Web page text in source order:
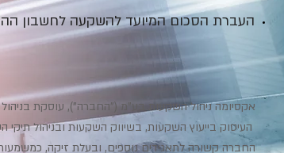
העברת הסכום המיועד להשקעה לחשבון
אקסיומה ניהול השקעות בע"מ ("החברה"), עוסקת
החברה קשורה לתאגידים נוספים, ובעלת זיקה,